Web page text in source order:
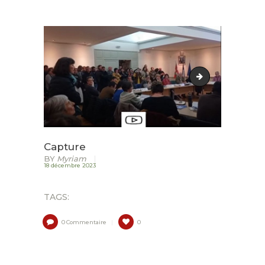
ACCUEIL
LURZAINDIA
NOUS SOUTENIR!
ACTU / BLOG
CONTACT
-
Capture
BY Myriam
18 décembre 2023
TAGS:
0 Commentaire 0